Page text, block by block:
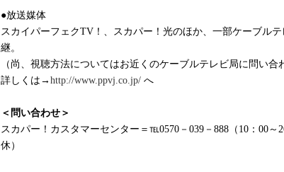
●放送媒体
スカイパーフェクTV！、スカパー！光のほか、一部ケーブル
継。
（尚、視聴方法についてはお近くのケーブルテレビ局に問い合
詳しくは→ http://www.ppvj.co.jp/ へ
＜問い合わせ＞
スカパー！カスタマーセンター ＝℡0570－039－888（10：00～
休）